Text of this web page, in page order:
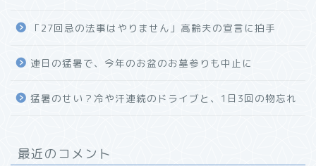
「27回忌の法事はやりません」高齢夫の宣言に拍手
連日の猛暑で、今年のお盆のお墓参りも中止に
猛暑のせい？冷や汗連続のドライブと、1日3回の物忘れ
最近のコメント